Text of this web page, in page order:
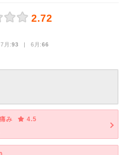
2.72
月:93 | 6月:66
み
4.5